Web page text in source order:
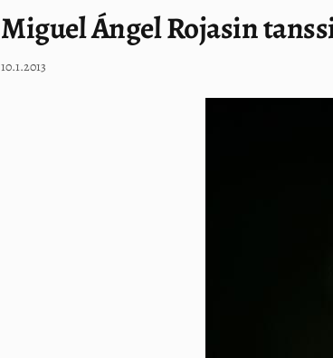
Miguel Ángel Rojasin
10.1.2013